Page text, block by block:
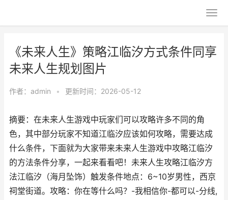
《未来人生》策略江临汐方式条件同享
未来人生规划图片
作者： admin • 更新时间：2026-05-12
摘要：在未来人生游戏中玩家们可以攻略许多不同的角
色，其中部分玩家不知道江临汐应该如何攻略，需要达成
什么条件，下面就为大家带来未来人生游戏中攻略江临汐
的方法条件分享，一起来看看吧！未来人生攻略江临汐方
法江临汐（海月坠饰）触发条件地点：6~10岁男性，西京
祠堂街道。攻略：你在等什么吗？-我相信你-都可以-分线,